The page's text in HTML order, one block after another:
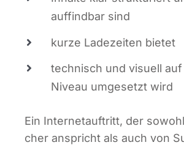
auf­find­bar sind
kur­ze Lade­zei­ten bietet
tech­nisch und visu­ell
Niveau umge­setzt wird
Ein Inter­net­auf­tritt, der
cher anspricht als auch von